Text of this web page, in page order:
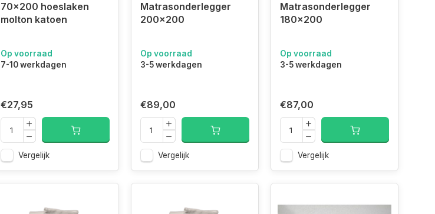
70x200 hoeslaken
molton katoen
Op voorraad
7-10 werkdagen
€27,95
Vergelijk
Matrasonderlegger
200x200
Op voorraad
3-5 werkdagen
€89,00
Vergelijk
Matrasonderlegger
180x200
Op voorraad
3-5 werkdagen
€87,00
Vergelijk